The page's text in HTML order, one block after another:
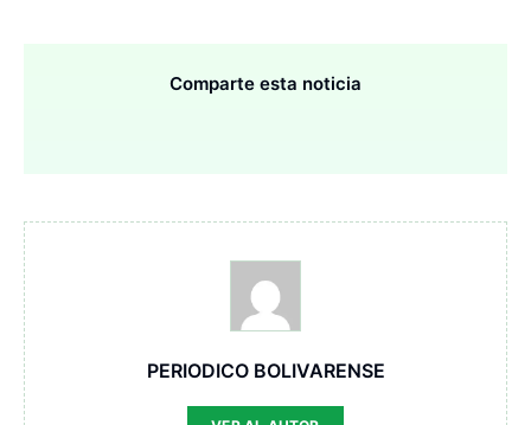
Comparte esta noticia
PERIODICO BOLIVARENSE